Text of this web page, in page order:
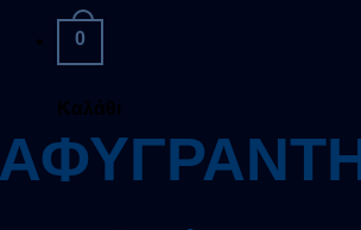
0
Καλάθι